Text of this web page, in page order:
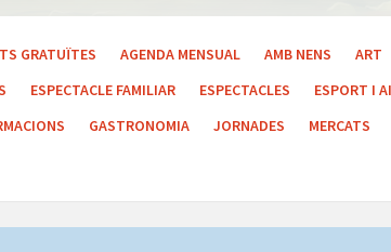
GRATUÏTES AGENDA MENSUAL AMB NENS ART
ESPECTACLE FAMILIAR ESPECTACLES ESPORT I
GASTRONOMIA JORNADES MERCATS